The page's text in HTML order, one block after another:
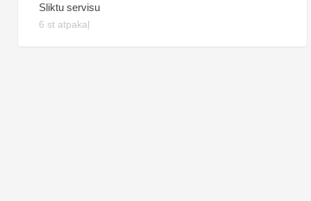
Sliktu servisu
6 st atpakaļ